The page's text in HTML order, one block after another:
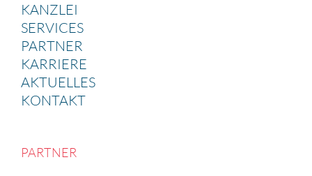
KANZLEI
SERVICES
PARTNER
KARRIERE
AKTUELLES
KONTAKT
PARTNER